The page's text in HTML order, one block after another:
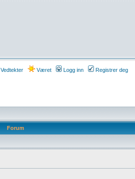
Vedtekter Været Logg inn Registrer deg
Forum